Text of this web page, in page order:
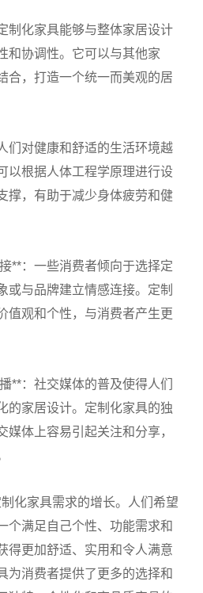
制化家具能够与整体家居设计
和协调性。它可以与其他家
合，打造一个统一而美观的居
们对健康和舒适的生活环境越
以根据人体工程学原理进行设
撑，有助于减少身体疲劳和健
**：一些消费者倾向于选择定
或与品牌建立情感连接。定制
值观和个性，与消费者产生更
**：社交媒体的普及使得人们
的家居设计。定制化家具的独
媒体上容易引起关注和分享，
化家具需求的增长。人们希望
个满足自己个性、功能需求和
得更加舒适、实用和令人满意
为消费者提供了更多的选择和